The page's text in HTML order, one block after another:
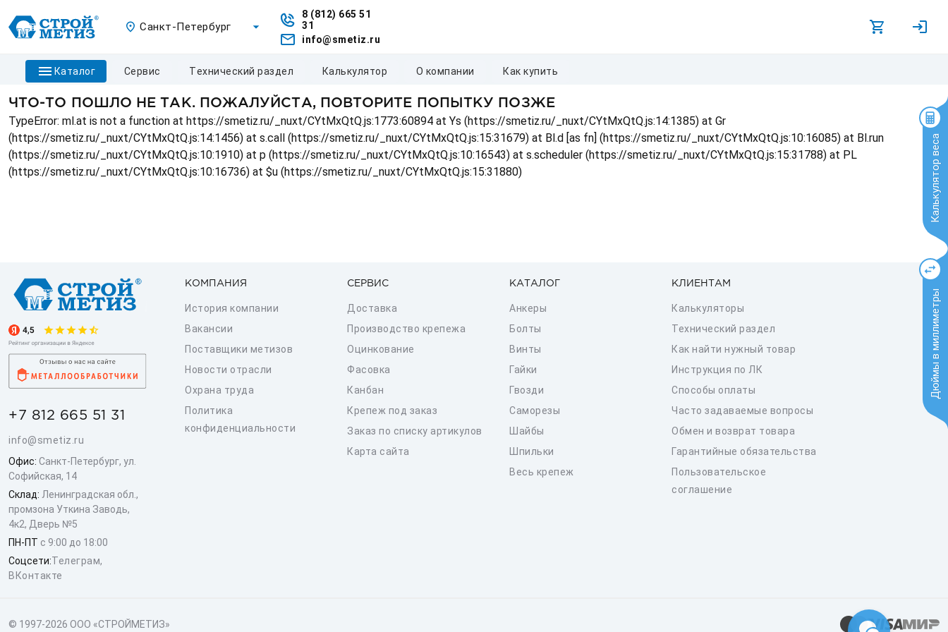
Калькулятор веса
Дюймы в миллиметры
Санкт-Петербург
8 (812) 665 51
31
info@smetiz.ru
каталог сервис технический раздел калькулятор о компании как купить
ЧТО-ТО ПОШЛО НЕ ТАК. ПОЖАЛУЙСТА, ПОВТОРИТЕ ПОПЫТКУ ПОЗЖЕ
TypeError: ml.at is not a function at https://smetiz.ru/_nuxt/CYtMxQtQ.js:1773:60894 at Ys (https://smetiz.ru/_nuxt/CYtMxQtQ.js:14:1385) at Gr
(https://smetiz.ru/_nuxt/CYtMxQtQ.js:14:1456) at s.call (https://smetiz.ru/_nuxt/CYtMxQtQ.js:15:31679) at Bl.d [as fn] (https://smetiz.ru/_nuxt/CYtMxQtQ.js:10:16085) at Bl.run
(https://smetiz.ru/_nuxt/CYtMxQtQ.js:10:1910) at p (https://smetiz.ru/_nuxt/CYtMxQtQ.js:10:16543) at s.scheduler (https://smetiz.ru/_nuxt/CYtMxQtQ.js:15:31788) at PL
(https://smetiz.ru/_nuxt/CYtMxQtQ.js:10:16736) at $u (https://smetiz.ru/_nuxt/CYtMxQtQ.js:15:31880)
+7 812 665 51 31
info@smetiz.ru
Офис: Санкт-Петербург, ул.
Софийская, 14
Склад: Ленинградская обл.,
промзона Уткина Заводь,
4к2, Дверь №5
ПН-ПТ с 9:00 до 18:00
Соцсети:Телеграм,
ВКонтакте
КОМПАНИЯ
История компании
Вакансии
Поставщики метизов
Новости отрасли
Охрана труда
Политика
конфиденциальности
СЕРВИС
Доставка
Производство крепежа
Оцинкование
Фасовка
Канбан
Крепеж под заказ
Заказ по списку артикулов
Карта сайта
КАТАЛОГ
Анкеры
Болты
Винты
Гайки
Гвозди
Саморезы
Шайбы
Шпильки
Весь крепеж
КЛИЕНТАМ
Калькуляторы
Технический раздел
Как найти нужный товар
Инструкция по ЛК
Способы оплаты
Часто задаваемые вопросы
Обмен и возврат товара
Гарантийные обязательства
Пользовательское
соглашение
© 1997-2026 ООО «СТРОЙМЕТИЗ»